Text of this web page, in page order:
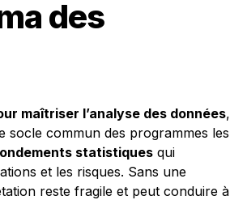
des
maîtriser l’analyse des données,
socle commun des programmes les
statistiques qui
et les risques. Sans une
reste fragile et peut conduire à